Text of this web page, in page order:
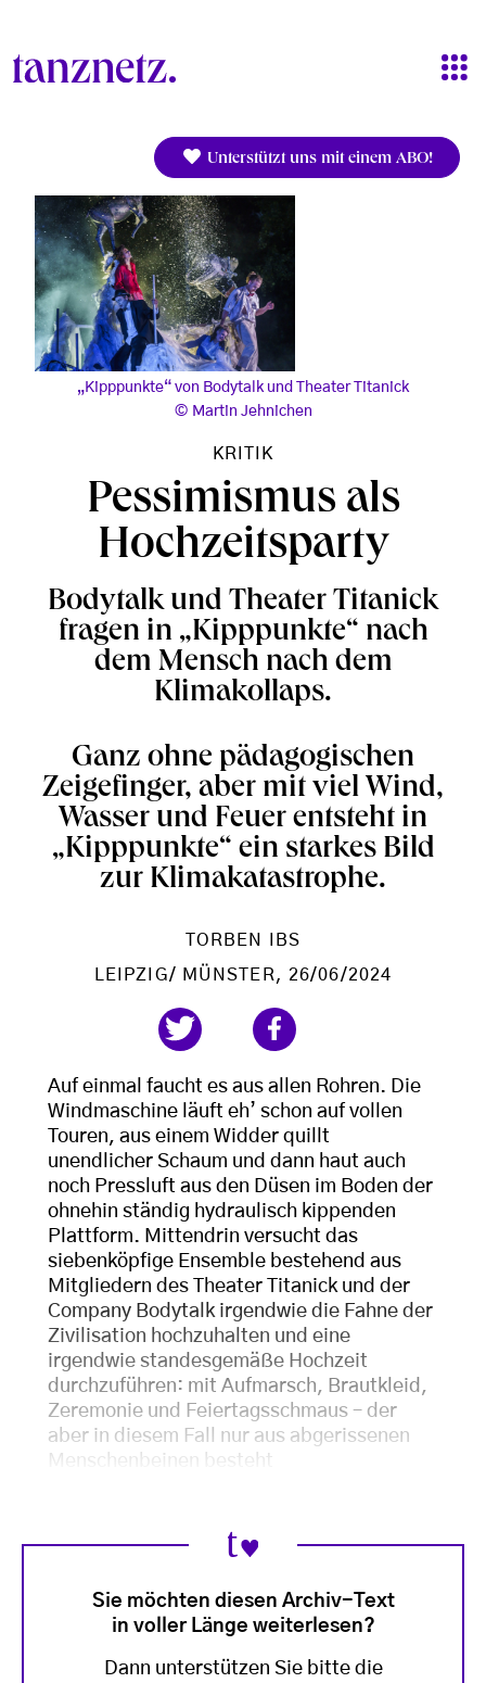
Unterstützt uns mit einem ABO!
„Kipppunkte“ von Bodytalk und Theater Titanick
Martin Jehnichen
KRITIK
Pessimismus als
Hochzeitsparty
Bodytalk und Theater Titanick
fragen in „Kipppunkte“ nach
dem Mensch nach dem
Klimakollaps.
Ganz ohne pädagogischen
Zeigefinger, aber mit viel Wind,
Wasser und Feuer entsteht in
„Kipppunkte“ ein starkes Bild
zur Klimakatastrophe.
TORBEN IBS
LEIPZIG/ MÜNSTER , 26/06/2024
Auf einmal faucht es aus allen Rohren. Die
Windmaschine läuft eh’ schon auf vollen
Touren, aus einem Widder quillt
unendlicher Schaum und dann haut auch
noch Pressluft aus den Düsen im Boden der
ohnehin ständig hydraulisch kippenden
Plattform. Mittendrin versucht das
siebenköpfige Ensemble bestehend aus
Mitgliedern des Theater Titanick und der
Company Bodytalk irgendwie die Fahne der
Zivilisation hochzuhalten und eine
irgendwie standesgemäße Hochzeit
durchzuführen: mit Aufmarsch, Brautkleid,
Zeremonie und Feiertagsschmaus – der
aber in diesem Fall nur aus abgerissenen
Menschenbeinen besteht
Sie möchten diesen Archiv-Text
in voller Länge weiterlesen?
Dann unterstützen Sie bitte die